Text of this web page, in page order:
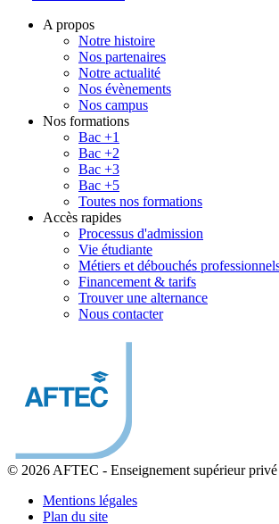
A propos
Notre histoire
Nos partenaires
Notre actualité
Nos évènements
Nos campus
Nos formations
Bac +1
Bac +2
Bac +3
Bac +5
Toutes nos formations
Accès rapides
Processus d'admission
Vie étudiante
Métiers et débouchés
Financement & tarifs
Trouver une alternance
Nous contacter
© 2026 AFTEC - Enseignement supérieur privé
Mentions légales
Plan du site